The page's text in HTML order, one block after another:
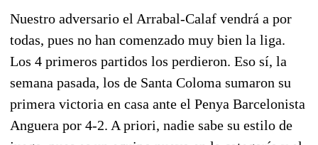
Nuestro adversario el Arrabal-Calaf vendrá a por
todas, pues no han comenzado muy bien la liga.
Los 4 primeros partidos los perdieron. Eso sí, la
semana pasada, los de Santa Coloma sumaron su
primera victoria en casa ante el Penya Barcelonista
Anguera por 4-2. A priori, nadie sabe su estilo de